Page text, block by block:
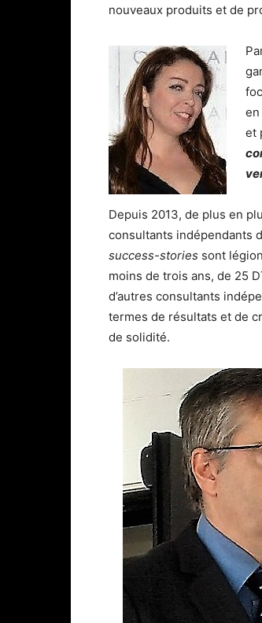
nouveaux produits et de
en
et
Depuis 2013, de plus en
consultants indépendants
success-stories sont
moins de trois ans, de 25
d’autres consultants
termes de résultats et de
de solidité.